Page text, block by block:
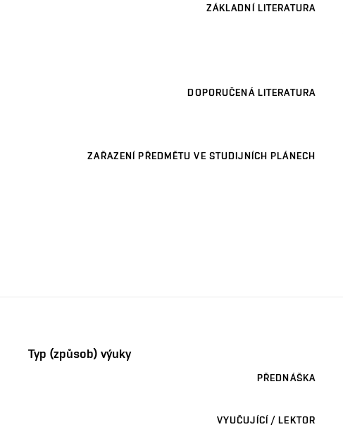
ZÁKLADNÍ LITERATURA
DOPORUČENÁ LITERATURA
ZAŘAZENÍ PŘEDMĚTU VE STUDIJNÍCH PLÁNECH
Typ (způsob) výuky
PŘEDNÁŠKA
VYUČUJÍCÍ / LEKTOR